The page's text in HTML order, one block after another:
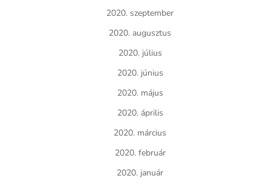
2020. szeptember
2020. augusztus
2020. július
2020. június
2020. május
2020. április
2020. március
2020. február
2020. január